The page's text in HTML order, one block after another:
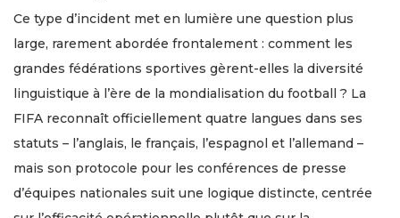
Ce type d’incident met en lumière une question plus
large, rarement abordée frontalement : comment les
grandes fédérations sportives gèrent-elles la diversité
linguistique à l’ère de la mondialisation du football ? La
FIFA reconnaît officiellement quatre langues dans ses
statuts – l’anglais, le français, l’espagnol et l’allemand –
mais son protocole pour les conférences de presse
d’équipes nationales suit une logique distincte, centrée